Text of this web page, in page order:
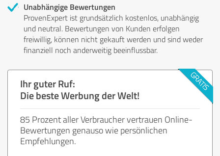
Unabhängige Bewertungen
ProvenExpert ist grundsätzlich kostenlos, unabhängig
und neutral. Bewertungen von Kunden erfolgen
freiwillig, können nicht gekauft werden und sind weder
finanziell noch anderweitig beeinflussbar.
Ihr guter Ruf:
Die beste Werbung der Welt!
85 Prozent aller Verbraucher vertrauen Online-
Bewertungen genauso wie persönlichen
Empfehlungen.